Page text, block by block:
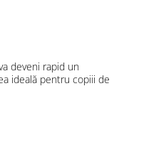
deveni rapid un
ideală pentru copiii de